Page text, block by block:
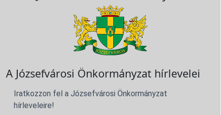
A Józsefvárosi Önkormányzat hírlevelei
Iratkozzon fel a Józsefvárosi Önkormányzat
hírleveleire!